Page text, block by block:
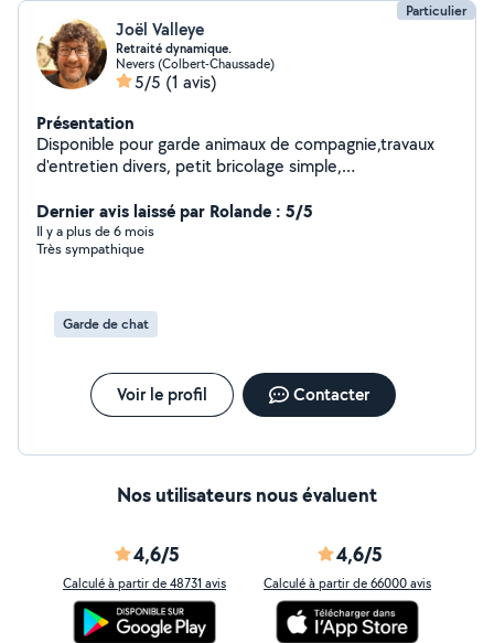
Particulier
Joël Valleye
Retraité dynamique.
Nevers (Colbert-Chaussade)
5/5 (1 avis)
Présentation
Disponible pour garde animaux de compagnie,travaux
d'entretien divers, petit bricolage simple,
Dernier avis laissé par Rolande : 5/5
Il y a plus de 6 mois
Très sympathique
Garde de chat
Voir le profil Contacter
Nos utilisateurs nous évaluent
4,6/5
Calculé à partir de 48731 avis
4,6/5
Calculé à partir de 66000 avis